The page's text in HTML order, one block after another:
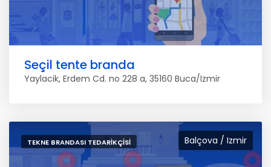
Seçil tente branda
Yaylacik, Erdem Cd. no 228 a, 35160 Buca/Izmir
Balçova / Izmir
TEKNE BRANDASI TEDARIKÇISI